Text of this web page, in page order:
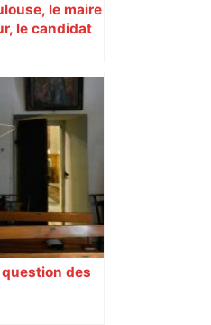
le maire
le candidat
question des